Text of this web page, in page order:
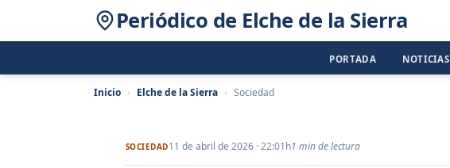
Periódico de Elche de la Sierra
PORTADA NOTICIAS
Inicio › Elche de la Sierra › Sociedad
SOCIEDAD11 de abril de 2026 · 22:01h1 min de lectura